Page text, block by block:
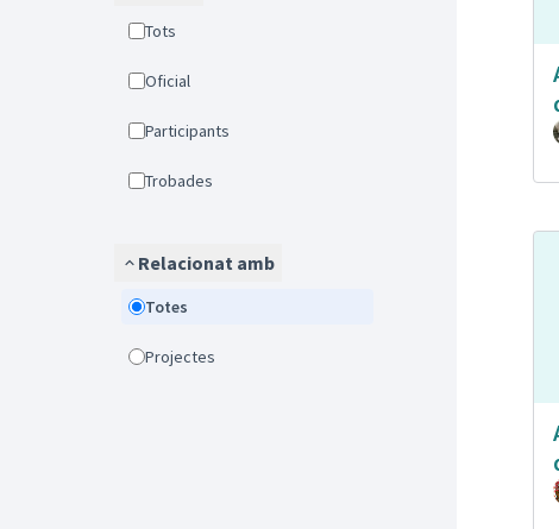
Tots
Oficial
Participants
Trobades
Relacionat amb
Totes
Projectes